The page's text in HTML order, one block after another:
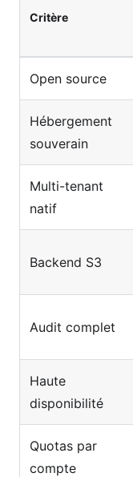
Critère
Open source
Hébergement
souverain
Multi-tenant
natif
Backend S3
Audit complet
Haute
disponibilité
Quotas par
compte